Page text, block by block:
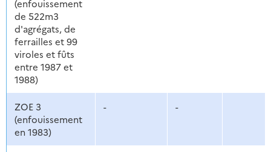
(enfouissement
de 522m3
d'agrégats, de
ferrailles et 99
viroles et fûts
entre 1987 et
1988)
ZOE 3
(enfouissement
en 1983)
- -